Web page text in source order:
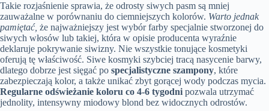
Takie rozjaśnienie sprawia, że odrosty siwych pasm są mniej
zauważalne w porównaniu do ciemniejszych kolorów. Warto jednak
pamiętać, że najważniejszy jest wybór farby specjalnie stworzonej do
siwych włosów lub takiej, która w opisie producenta wyraźnie
deklaruje pokrywanie siwizny. Nie wszystkie tonujące kosmetyki
oferują tę właściwość. Siwe kosmyki szybciej tracą nasycenie barwy,
dlatego dobrze jest sięgać po specjalistyczne szampony, które
zabezpieczają kolor, a także unikać zbyt gorącej wody podczas mycia.
Regularne odświeżanie koloru co 4-6 tygodni pozwala utrzymać
jednolity, intensywny miodowy blond bez widocznych odrostów.